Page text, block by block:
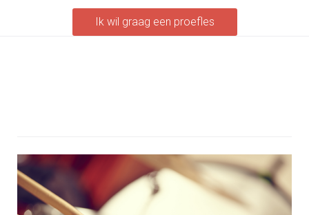
Ik wil graag een proefles